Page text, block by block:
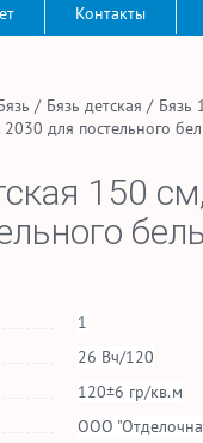
Контакты
/ Бязь детская / Бязь
для постельного
150
1
26 Вч/120
120±6 гр/кв.м
ООО